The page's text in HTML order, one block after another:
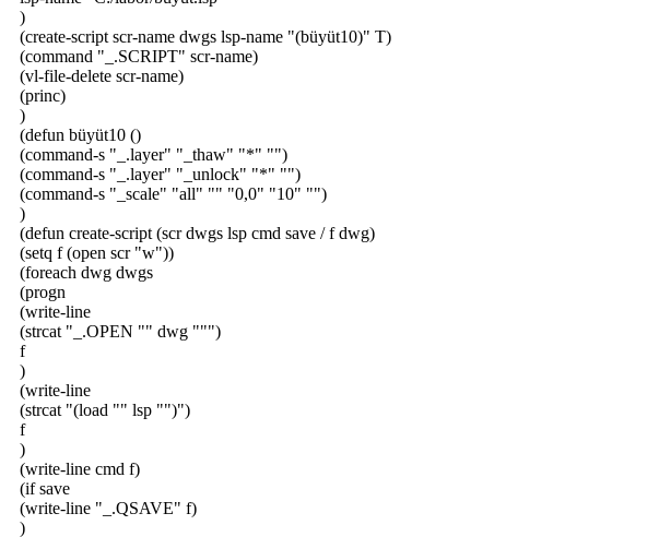
)
(create-script scr-name dwgs lsp-name "(büyüt10)" T)
(command "_.SCRIPT" scr-name)
(vl-file-delete scr-name)
(princ)
)
(defun büyüt10 ()
(command-s "_.layer" "_thaw" "*" "")
(command-s "_.layer" "_unlock" "*" "")
(command-s "_scale" "all" "" "0,0" "10" "")
)
(defun create-script (scr dwgs lsp cmd save / f dwg)
(setq f (open scr "w"))
(foreach dwg dwgs
(progn
(write-line
(strcat "_.OPEN "" dwg """)
f
)
(write-line
(strcat "(load "" lsp "")")
f
)
(write-line cmd f)
(if save
(write-line "_.QSAVE" f)
)